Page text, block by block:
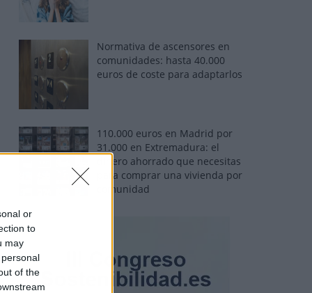
or
to
may
of the
Normativa de ascensores en
comunidades: hasta 40.000
euros de coste para adaptarlos
110.000 euros en Madrid por
31.000 en Extremadura: el
dinero ahorrado que necesitas
para comprar una vivienda por
comunidad